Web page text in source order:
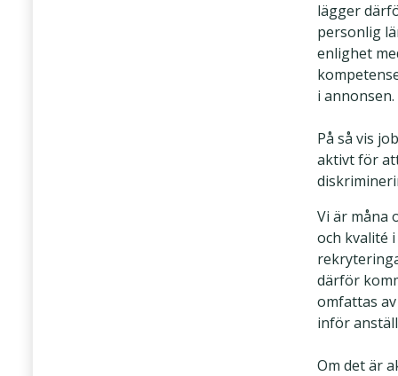
lägger
personlig
enlighet
i annonsen.
På så vis
aktivt för
Vi är måna
och kvalité
därför
omfattas
inför
Om det är